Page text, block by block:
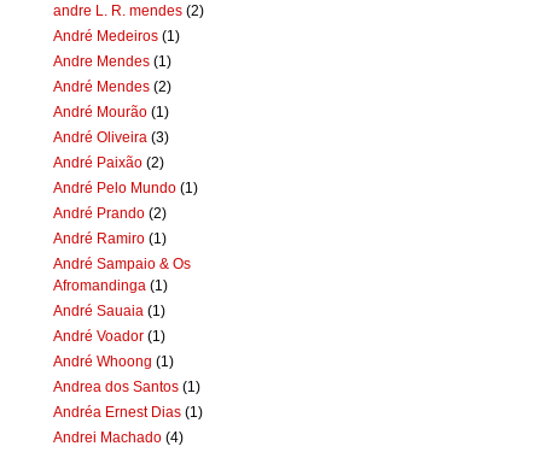
andre L. R. mendes (2)
André Medeiros (1)
Andre Mendes (1)
André Mendes (2)
André Mourão (1)
André Oliveira (3)
André Paixão (2)
André Pelo Mundo (1)
André Prando (2)
André Ramiro (1)
André Sampaio & Os
Afromandinga (1)
André Sauaia (1)
André Voador (1)
André Whoong (1)
Andrea dos Santos (1)
Andréa Ernest Dias (1)
Andrei Machado (4)